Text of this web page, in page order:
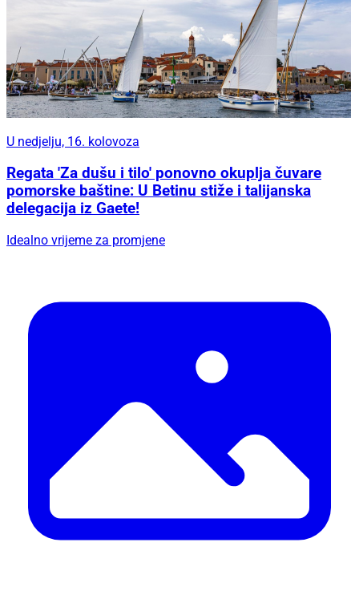
U nedjelju, 16. kolovoza
Regata 'Za dušu i tilo' ponovno okuplja čuvare
pomorske baštine: U Betinu stiže i talijanska
delegacija iz Gaete!
Idealno vrijeme za promjene